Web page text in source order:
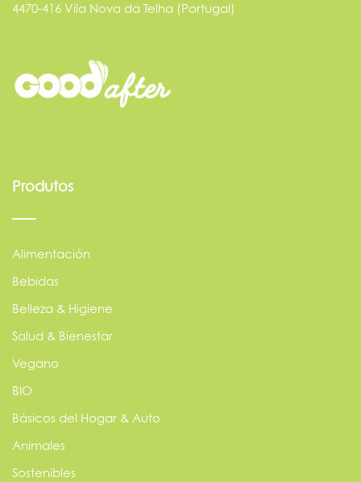
4470-416 Vila Nova da Telha (Portugal)
Produtos
Alimentación
Bebidas
Belleza & Higiene
Salud & Bienestar
Vegano
BIO
Básicos del Hogar & Auto
Animales
Sostenibles